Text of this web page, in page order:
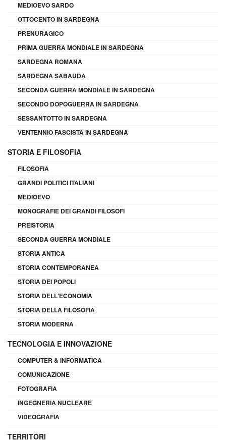
MEDIOEVO SARDO
OTTOCENTO IN SARDEGNA
PRENURAGICO
PRIMA GUERRA MONDIALE IN SARDEGNA
SARDEGNA ROMANA
SARDEGNA SABAUDA
SECONDA GUERRA MONDIALE IN SARDEGNA
SECONDO DOPOGUERRA IN SARDEGNA
SESSANTOTTO IN SARDEGNA
VENTENNIO FASCISTA IN SARDEGNA
STORIA E FILOSOFIA
FILOSOFIA
GRANDI POLITICI ITALIANI
MEDIOEVO
MONOGRAFIE DEI GRANDI FILOSOFI
PREISTORIA
SECONDA GUERRA MONDIALE
STORIA ANTICA
STORIA CONTEMPORANEA
STORIA DEI POPOLI
STORIA DELL'ECONOMIA
STORIA DELLA FILOSOFIA
STORIA MODERNA
TECNOLOGIA E INNOVAZIONE
COMPUTER & INFORMATICA
COMUNICAZIONE
FOTOGRAFIA
INGEGNERIA NUCLEARE
VIDEOGRAFIA
TERRITORI